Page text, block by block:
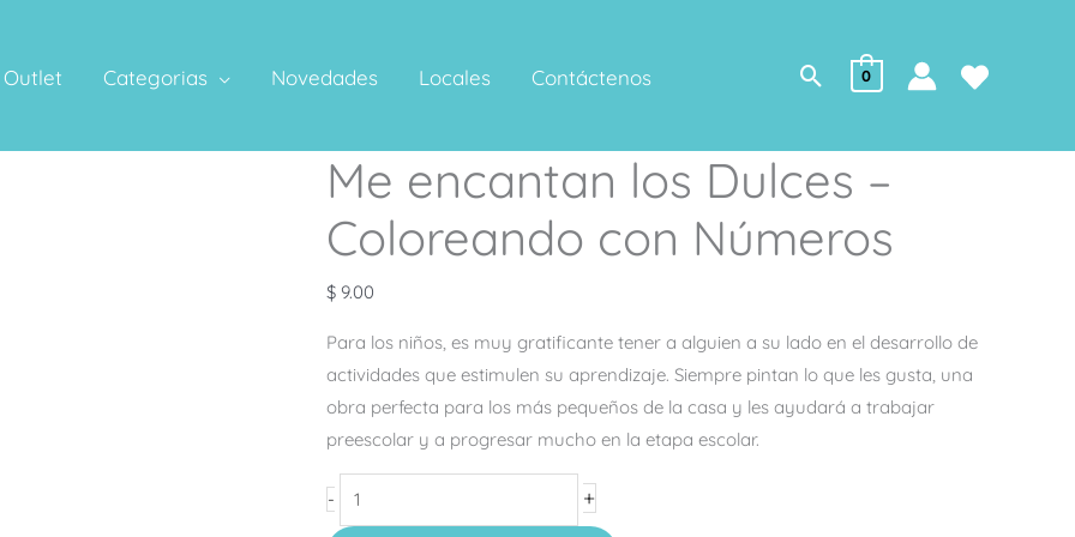
Outlet Categorias Novedades Locales Contáctenos Buscar
0
Me encantan los Dulces –
Coloreando con Números
$ 9.00
Para los niños, es muy gratificante tener a alguien a su lado en el desarrollo de
actividades que estimulen su aprendizaje. Siempre pintan lo que les gusta, una
obra perfecta para los más pequeños de la casa y les ayudará a trabajar
preescolar y a progresar mucho en la etapa escolar.
-
Me
encantan
los
Dulces
–
cantidad
+